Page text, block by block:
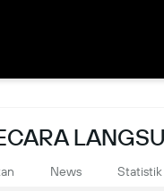
News Statistik